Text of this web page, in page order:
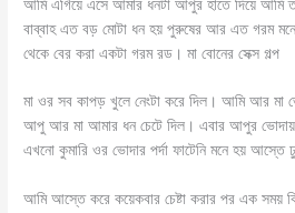
আমি এগিয়ে এসে আমার ধনটা আপুর হাতে দিয়ে আমি
বাব্বাহ এত বড় মোটা ধন হয় পুরুষের আর এত গরম
থেকে বের করা একটা গরম রড। মা বোনের সেক্স গল্প
মা ওর সব কাপড় খুলে নেংটা করে দিল। আমি আর মা
আপু আর মা আমার ধন চেটে দিল। এবার আপুর ভোদায়
এখনো কুমারি ওর ভোদার পর্দা ফাটেনি মনে হয় আস্তে
আমি আস্তে করে কয়েকবার চেষ্টা করার পর এক সময়